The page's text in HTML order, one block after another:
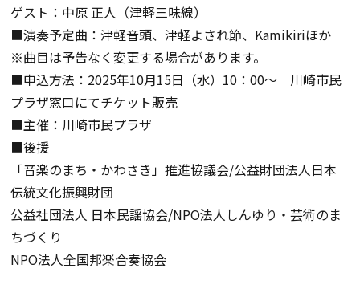
ゲスト：中原 正人（津軽三味線）
■演奏予定曲：津軽音頭、津軽よされ節、Kamikiriほか
※曲目は予告なく変更する場合があります。
■申込方法：2025年10月15日（水）10：00～ 川崎市民
プラザ窓口にてチケット販売
■主催：川崎市民プラザ
■後援
「音楽のまち・かわさき」推進協議会/公益財団法人日本
伝統文化振興財団
公益社団法人 日本民謡協会/NPO法人しんゆり・芸術のま
ちづくり
NPO法人全国邦楽合奏協会